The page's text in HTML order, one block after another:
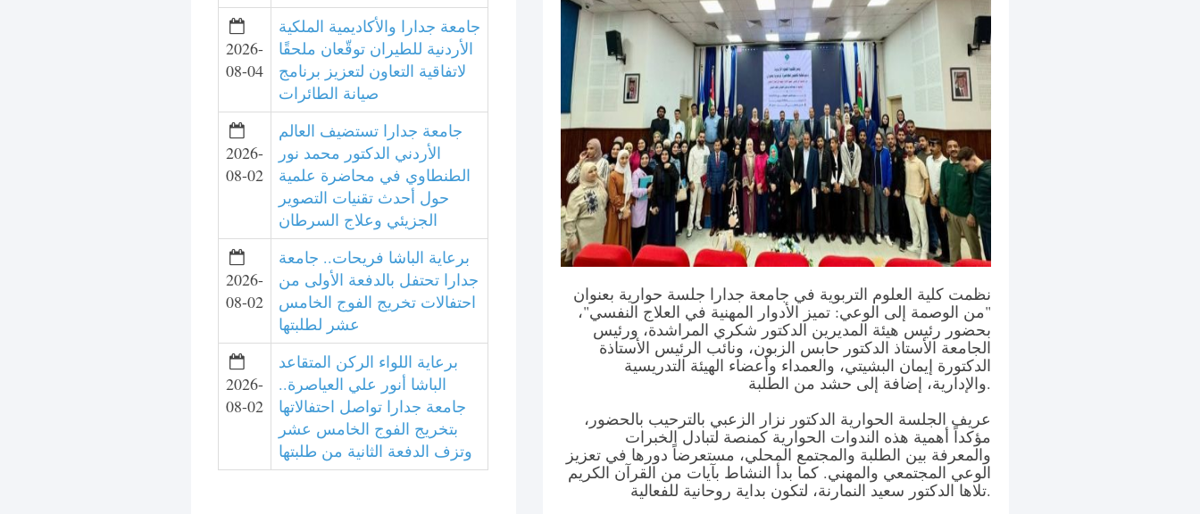
2026-
08-04
جامعة جدارا والأكاديمية الملكية
الأردنية للطيران توقّعان ملحقًا
لاتفاقية التعاون لتعزيز برنامج
صيانة الطائرات
2026-
08-02
جامعة جدارا تستضيف العالم
الأردني الدكتور محمد نور
الطنطاوي في محاضرة علمية
حول أحدث تقنيات التصوير
الجزيئي وعلاج السرطان
2026-
08-02
برعاية الباشا فريحات.. جامعة
جدارا تحتفل بالدفعة الأولى من
احتفالات تخريج الفوج الخامس
عشر لطلبتها
2026-
08-02
برعاية اللواء الركن المتقاعد
الباشا أنور علي العياصرة..
جامعة جدارا تواصل احتفالاتها
بتخريج الفوج الخامس عشر
وتزف الدفعة الثانية من طلبتها
نظمت كلية العلوم التربوية في جامعة جدارا جلسة حوارية بعنوان
"من الوصمة إلى الوعي: تميز الأدوار المهنية في العلاج النفسي"،
بحضور رئيس هيئة المديرين الدكتور شكري المراشدة، ورئيس
الجامعة الأستاذ الدكتور حابس الزبون، ونائب الرئيس الأستاذة
الدكتورة إيمان البشيتي، والعمداء وأعضاء الهيئة التدريسية
والإدارية، إضافة إلى حشد من الطلبة.
عريف الجلسة الحوارية الدكتور نزار الزعبي بالترحيب بالحضور،
مؤكداً أهمية هذه الندوات الحوارية كمنصة لتبادل الخبرات
والمعرفة بين الطلبة والمجتمع المحلي، مستعرضاً دورها في تعزيز
الوعي المجتمعي والمهني. كما بدأ النشاط بآيات من القرآن الكريم
تلاها الدكتور سعيد النمارنة، لتكون بداية روحانية للفعالية.